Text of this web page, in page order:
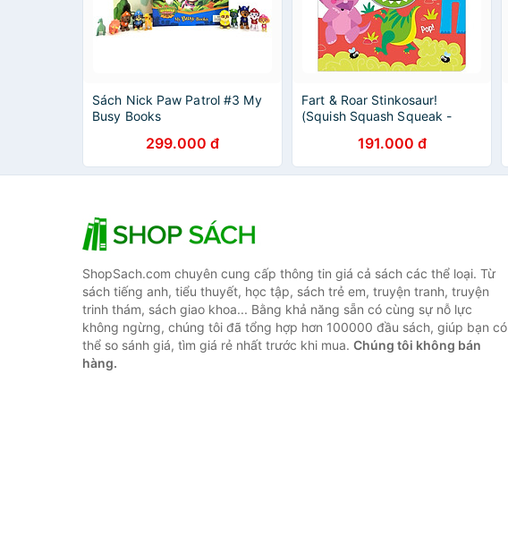
Sách Nick Paw Patrol #3 My
Busy Books
299.000 đ
Fart & Roar Stinkosaur!
(Squish Squash Squeak -
191.000 đ
ShopSach.com chuyên cung cấp thông tin giá cả sách các thể loại. Từ
sách tiếng anh, tiểu thuyết, học tập, sách trẻ em, truyện tranh, truyện
trinh thám, sách giao khoa... Bằng khả năng sẵn có cùng sự nỗ lực
không ngừng, chúng tôi đã tổng hợp hơn 100000 đầu sách, giúp bạn có
thể so sánh giá, tìm giá rẻ nhất trước khi mua. Chúng tôi không bán
hàng.